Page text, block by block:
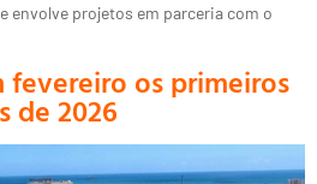
envolve projetos em parceria com o
fevereiro os primeiros
de 2026